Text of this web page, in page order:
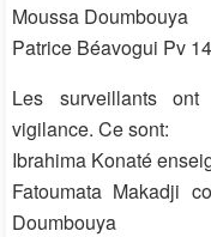
Moussa Doumbouya
Patrice Béavogui Pv
Les surveillants
vigilance. Ce sont:
Ibrahima Konaté
Fatoumata Makadji
Doumbouya